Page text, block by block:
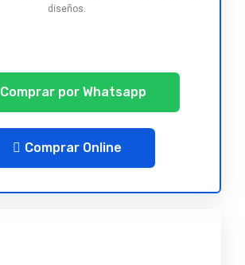
diseños.
Comprar por Whatsapp
Comprar Online